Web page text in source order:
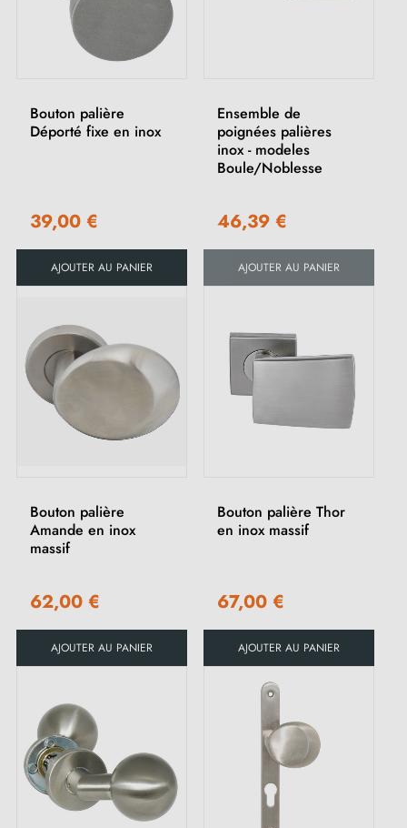
Bouton palière
Déporté fixe en inox
39,00 €
AJOUTER AU PANIER
Ensemble de
poignées palières
inox - modeles
Boule/Noblesse
46,39 €
AJOUTER AU PANIER
Bouton palière
Amande en inox
massif
62,00 €
AJOUTER AU PANIER
Bouton palière Thor
en inox massif
67,00 €
AJOUTER AU PANIER